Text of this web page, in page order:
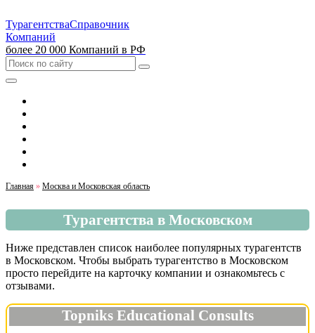
ТурагентстваСправочник
Компаний
более 20 000 Компаний в РФ
Главная » Москва и Московская область
Турагентства в Московском
Ниже представлен список наиболее популярных турагентств
в Московском. Чтобы выбрать турагентство в Московском
просто перейдите на карточку компании и ознакомьтесь с
отзывами.
Topniks Educational Consults